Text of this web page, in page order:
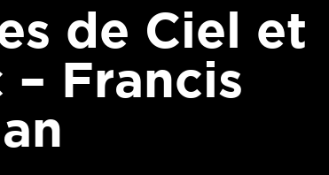
de Ciel et
– Francis